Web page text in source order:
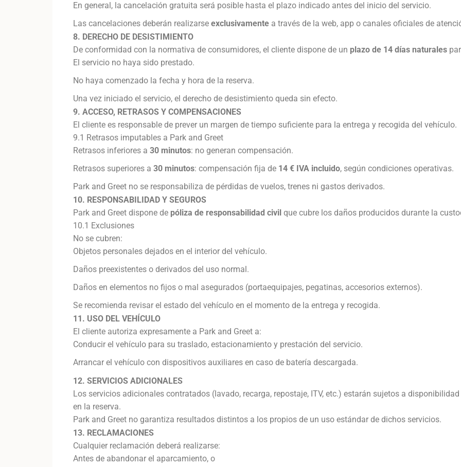
En general, la cancelación gratuita será posible hasta el plazo indicado antes del inicio del servicio.
Las cancelaciones deberán realizarse exclusivamente a través de la web, app o canales oficiales de
8. DERECHO DE DESISTIMIENTO
De conformidad con la normativa de consumidores, el cliente dispone de un plazo de 14 días naturales
El servicio no haya sido prestado.
No haya comenzado la fecha y hora de la reserva.
Una vez iniciado el servicio, el derecho de desistimiento queda sin efecto.
9. ACCESO, RETRASOS Y COMPENSACIONES
El cliente es responsable de prever un margen de tiempo suficiente para la entrega y recogida del vehículo.
9.1 Retrasos imputables a Park and Greet
Retrasos inferiores a 30 minutos: no generan compensación.
Retrasos superiores a 30 minutos: compensación fija de 14 € IVA incluido, según condiciones operativas.
Park and Greet no se responsabiliza de pérdidas de vuelos, trenes ni gastos derivados.
10. RESPONSABILIDAD Y SEGUROS
Park and Greet dispone de póliza de responsabilidad civil que cubre los daños producidos durante la
10.1 Exclusiones
No se cubren:
Objetos personales dejados en el interior del vehículo.
Daños preexistentes o derivados del uso normal.
Daños en elementos no fijos o mal asegurados (portaequipajes, pegatinas, accesorios externos).
Se recomienda revisar el estado del vehículo en el momento de la entrega y recogida.
11. USO DEL VEHÍCULO
El cliente autoriza expresamente a Park and Greet a:
Conducir el vehículo para su traslado, estacionamiento y prestación del servicio.
Arrancar el vehículo con dispositivos auxiliares en caso de batería descargada.
12. SERVICIOS ADICIONALES
Los servicios adicionales contratados (lavado, recarga, repostaje, ITV, etc.) estarán sujetos a
en la reserva.
Park and Greet no garantiza resultados distintos a los propios de un uso estándar de dichos servicios.
13. RECLAMACIONES
Cualquier reclamación deberá realizarse:
Antes de abandonar el aparcamiento, o